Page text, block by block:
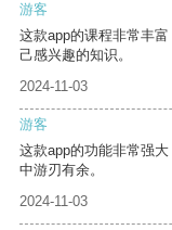
游客
这款app的课程非常丰
己感兴趣的知识。
2024-11-03
游客
这款app的功能非常强
中游刃有余。
2024-11-03